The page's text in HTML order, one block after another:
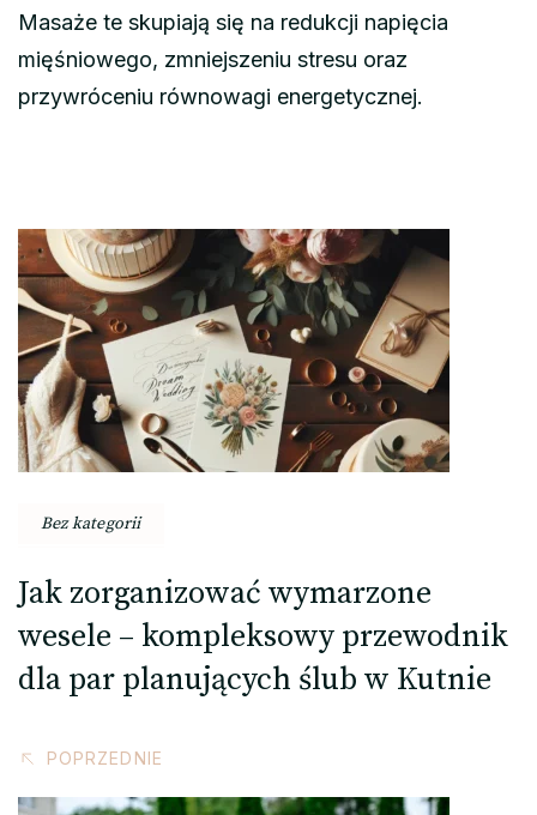
Masaże te skupiają się na redukcji napięcia
mięśniowego, zmniejszeniu stresu oraz
przywróceniu równowagi energetycznej.
Nawigacja
wpisu
Bez kategorii
Jak zorganizować wymarzone
wesele – kompleksowy przewodnik
dla par planujących ślub w Kutnie
POPRZEDNIE